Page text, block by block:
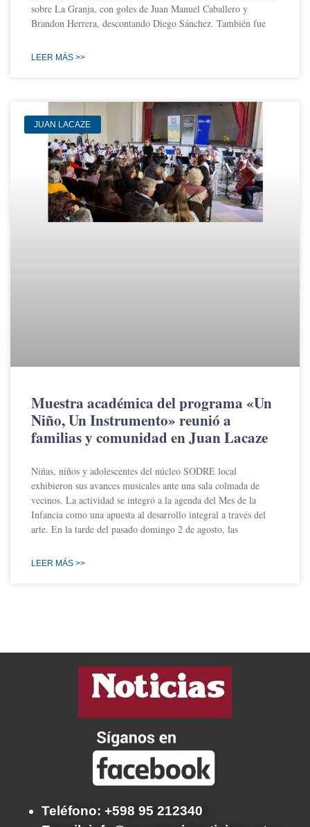
sobre La Granja, con goles de Juan Manuel Caballero y
Brandon Herrera, descontando Diego Sánchez. También fue
LEER MÁS >>
JUAN LACAZE
Muestra académica del programa «Un
Niño, Un Instrumento» reunió a
familias y comunidad en Juan Lacaze
Niñas, niños y adolescentes del núcleo SODRE local
exhibieron sus avances musicales ante una sala colmada de
vecinos. La actividad se integró a la agenda del Mes de la
Infancia como una apuesta al desarrollo integral a través del
arte. En la tarde del pasado domingo 2 de agosto, las
LEER MÁS >>
Teléfono: +598 95 212340